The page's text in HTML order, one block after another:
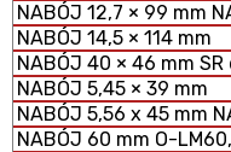
NABÓJ 12,7 × 99 mm
NABÓJ 14,5 × 114 mm
NABÓJ 40 × 46 mm SR
NABÓJ 5,45 × 39 mm
NABÓJ 5,56 x 45 mm
NABÓJ 60 mm O-LM60,